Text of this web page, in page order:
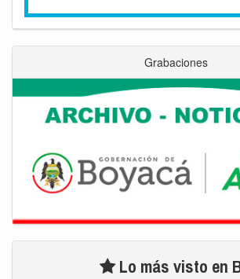
Grabaciones
Lo más visto en